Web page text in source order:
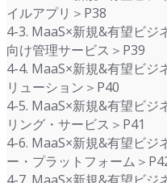
イルアプリ＞P38
4-3. MaaS×新規&有望ビ
向け管理サービス＞P39
4-4. MaaS×新規&有望ビジ
リューション＞P40
4-5. MaaS×新規&有望ビ
リング・サービス＞P41
4-6. MaaS×新規&有望ビジ
ー・プラットフォーム＞